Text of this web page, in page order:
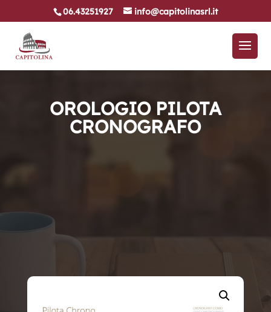
06.43251927 info@capitolinasrl.it
OROLOGIO PILOTA
CRONOGRAFO